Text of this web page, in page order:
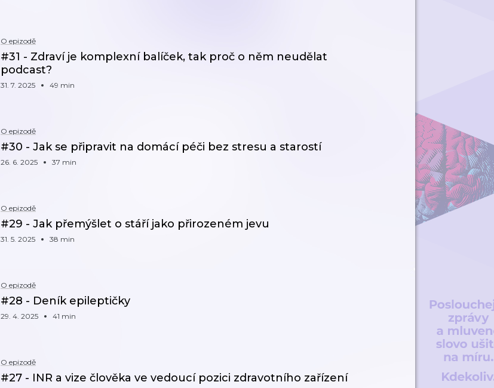
O epizodě
#31 - Zdraví je komplexní balíček, tak proč o něm neudělat
podcast?
31. 7. 2025 49 min
O epizodě
#30 - Jak se připravit na domácí péči bez stresu a starostí
26. 6. 2025 37 min
O epizodě
#29 - Jak přemýšlet o stáří jako přirozeném jevu
31. 5. 2025 38 min
O epizodě
#28 - Deník epileptičky
29. 4. 2025 41 min
O epizodě
#27 - INR a vize člověka ve vedoucí pozici zdravotního zařízení